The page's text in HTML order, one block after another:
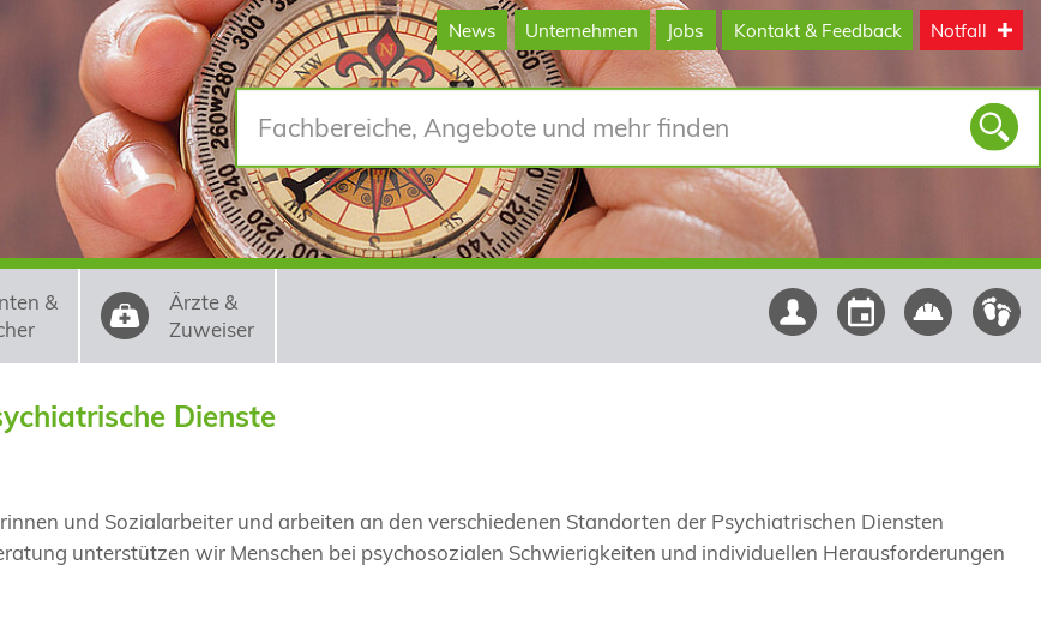
News Unternehmen Jobs Kontakt & Feedback Notfall
&
Ärzte &
Zuweiser
Dienste
und Sozialarbeiter und arbeiten an den verschiedenen Standorten der Psychiatrischen Diensten
unterstützen wir Menschen bei psychosozialen Schwierigkeiten und individuellen Herausforderungen